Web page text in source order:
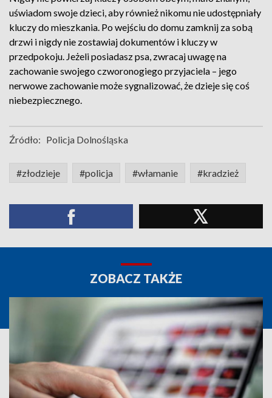
uświadom swoje dzieci, aby również nikomu nie udostępniały
kluczy do mieszkania. Po wejściu do domu zamknij za sobą
drzwi i nigdy nie zostawiaj dokumentów i kluczy w
przedpokoju. Jeżeli posiadasz psa, zwracaj uwagę na
zachowanie swojego czworonogiego przyjaciela – jego
nerwowe zachowanie może sygnalizować, że dzieje się coś
niebezpiecznego.
Źródło: Policja Dolnośląska
#złodzieje #policja #włamanie #kradzież
ZOBACZ TAKŻE